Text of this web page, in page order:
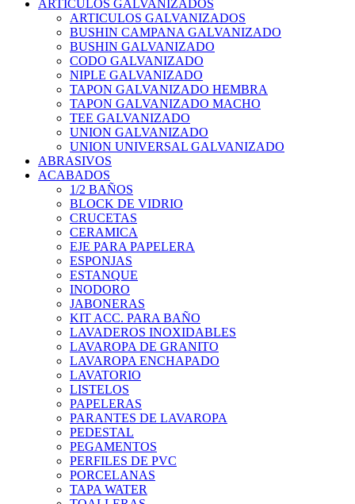
ARTICULOS GALVANIZADOS
ARTICULOS GALVANIZADOS
BUSHIN CAMPANA GALVANIZADO
BUSHIN GALVANIZADO
CODO GALVANIZADO
NIPLE GALVANIZADO
TAPON GALVANIZADO HEMBRA
TAPON GALVANIZADO MACHO
TEE GALVANIZADO
UNION GALVANIZADO
UNION UNIVERSAL GALVANIZADO
ABRASIVOS
ACABADOS
1/2 BAÑOS
BLOCK DE VIDRIO
CRUCETAS
CERAMICA
EJE PARA PAPELERA
ESPONJAS
ESTANQUE
INODORO
JABONERAS
KIT ACC. PARA BAÑO
LAVADEROS INOXIDABLES
LAVAROPA DE GRANITO
LAVAROPA ENCHAPADO
LAVATORIO
LISTELOS
PAPELERAS
PARANTES DE LAVAROPA
PEDESTAL
PEGAMENTOS
PERFILES DE PVC
PORCELANAS
TAPA WATER